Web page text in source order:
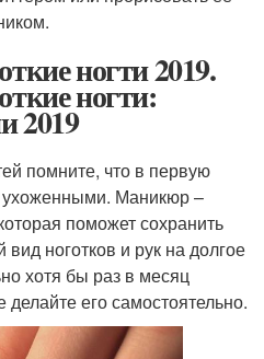
ногти 2019.
ногти:
2019
помните, что в первую
Маникюр –
поможет сохранить
ноготков и рук на долгое
хотя бы раз в месяц
его самостоятельно.